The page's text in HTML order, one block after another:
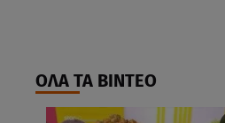
ΟΛΑ ΤΑ ΒΙΝΤΕΟ